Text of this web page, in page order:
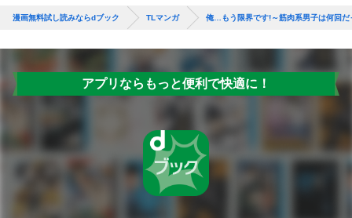
漫画無料試し読みならdブック TLマンガ 俺…もう限界です!～筋肉系男子は何回だ
アプリならもっと便利で快適に！